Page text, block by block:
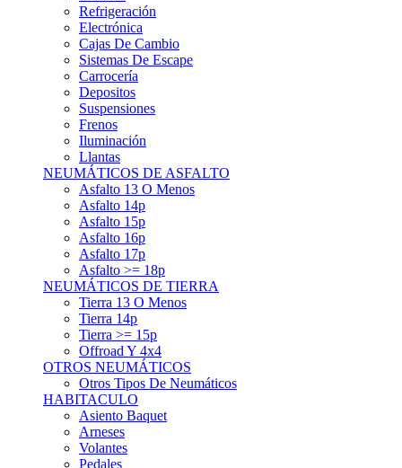
Electrónica
Cajas De Cambio
Sistemas De Escape
Carrocería
Depositos
Suspensiones
Frenos
Iluminación
Llantas
NEUMÁTICOS DE ASFALTO
Asfalto 13 O Menos
Asfalto 14p
Asfalto 15p
Asfalto 16p
Asfalto 17p
Asfalto >= 18p
NEUMÁTICOS DE TIERRA
Tierra 13 O Menos
Tierra 14p
Tierra >= 15p
Offroad Y 4x4
OTROS NEUMÁTICOS
Otros Tipos De Neumáticos
HABITACULO
Asiento Baquet
Arneses
Volantes
Pedales
Extinción